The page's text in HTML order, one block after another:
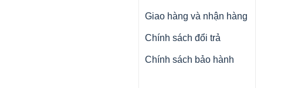
Giao hàng và nhận hàng
Chính sách đổi trả
Chính sách bảo hành